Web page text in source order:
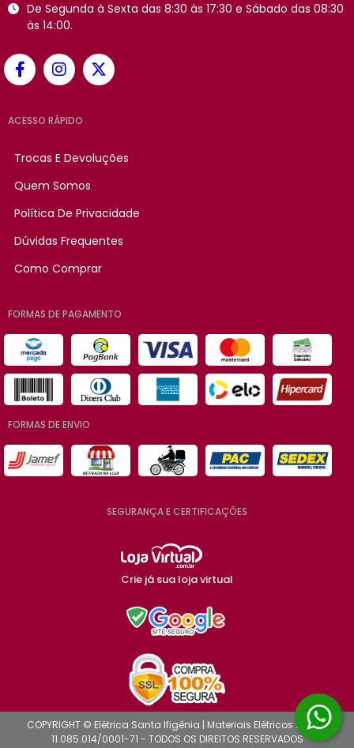
De Segunda à Sexta das 8:30 às 17:30 e Sábado das 08:30
às 14:00.
ACESSO RÁPIDO
Trocas E Devoluções
Quem Somos
Política De Privacidade
Dúvidas Frequentes
Como Comprar
FORMAS DE PAGAMENTO
FORMAS DE ENVIO
SEGURANÇA E CERTIFICAÇÕES
Crie já sua loja virtual
COPYRIGHT © Elétrica Santa Ifigênia | Materiais Elétricos 2026 -
11.085.014/0001-71 - TODOS OS DIREITOS RESERVADOS